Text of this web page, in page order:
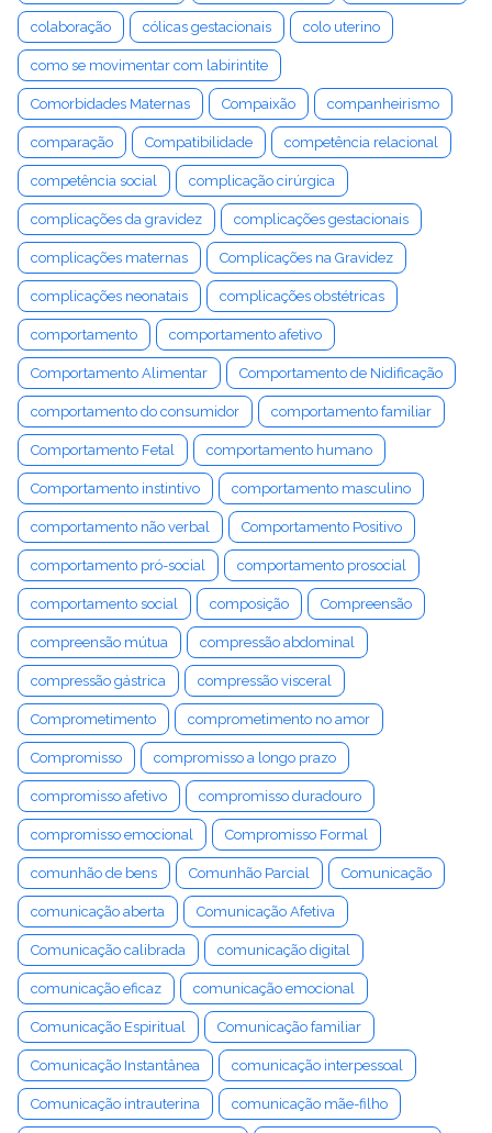
colaboração cólicas gestacionais colo uterino
como se movimentar com labirintite
Comorbidades Maternas Compaixão companheirismo
comparação Compatibilidade competência relacional
competência social complicação cirúrgica
complicações da gravidez complicações gestacionais
complicações maternas Complicações na Gravidez
complicações neonatais complicações obstétricas
comportamento comportamento afetivo
Comportamento Alimentar Comportamento de Nidificação
comportamento do consumidor comportamento familiar
Comportamento Fetal comportamento humano
Comportamento instintivo comportamento masculino
comportamento não verbal Comportamento Positivo
comportamento pró-social comportamento prosocial
comportamento social composição Compreensão
compreensão mútua compressão abdominal
compressão gástrica compressão visceral
Comprometimento comprometimento no amor
Compromisso compromisso a longo prazo
compromisso afetivo compromisso duradouro
compromisso emocional Compromisso Formal
comunhão de bens Comunhão Parcial Comunicação
comunicação aberta Comunicação Afetiva
Comunicação calibrada comunicação digital
comunicação eficaz comunicação emocional
Comunicação Espiritual Comunicação familiar
Comunicação Instantânea comunicação interpessoal
Comunicação intrauterina comunicação mãe-filho